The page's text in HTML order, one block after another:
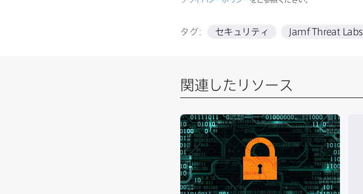
タグ: セキュリティ Jamf Threat Labs
関連したリソース